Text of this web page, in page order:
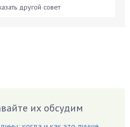
другой совет
их обсудим